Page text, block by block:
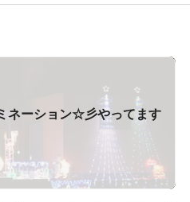
ネーション☆彡やってます